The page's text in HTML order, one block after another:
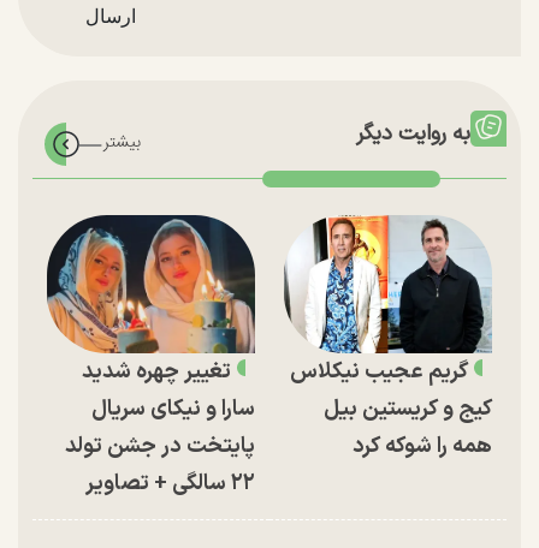
به روایت دیگر
گریم عجیب نیکلاس
کیج و کریستین بیل
همه را شوکه کرد
تغییر چهره شدید
سارا و نیکای سریال
پایتخت در جشن تولد
۲۲ سالگی + تصاویر